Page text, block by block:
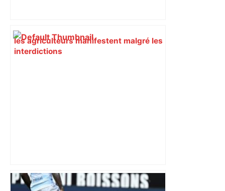
les agriculteurs manifestent malgré les
interdictions
Un carton rouge rapide, des blessés : la